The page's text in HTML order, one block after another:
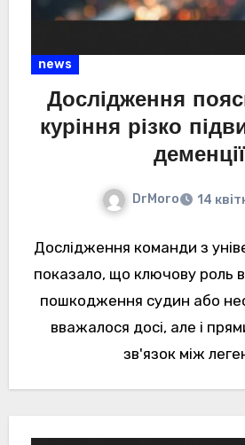
news
Дослідження
куріння різко
деменції
DrMoro 14
Дослідження команди з
показало, що ключову роль
пошкодження судин або
вважалося досі, але і
зв'язок між